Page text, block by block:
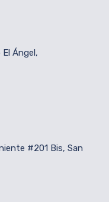
Ángel,
#201 Bis, San